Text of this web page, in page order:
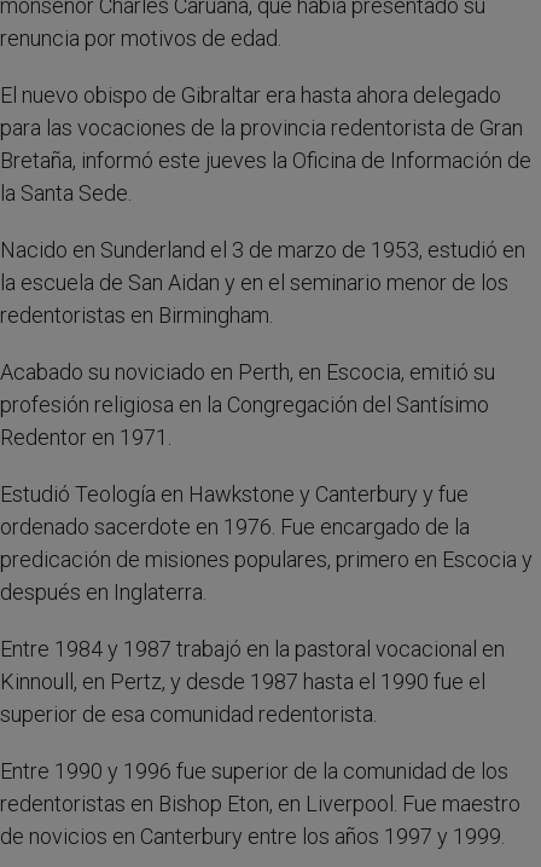
monseñor Charles Caruana, que había presentado su
renuncia por motivos de edad.
El nuevo obispo de Gibraltar era hasta ahora delegado
para las vocaciones de la provincia redentorista de Gran
Bretaña, informó este jueves la Oficina de Información de
la Santa Sede.
Nacido en Sunderland el 3 de marzo de 1953, estudió en
la escuela de San Aidan y en el seminario menor de los
redentoristas en Birmingham.
Acabado su noviciado en Perth, en Escocia, emitió su
profesión religiosa en la Congregación del Santísimo
Redentor en 1971.
Estudió Teología en Hawkstone y Canterbury y fue
ordenado sacerdote en 1976. Fue encargado de la
predicación de misiones populares, primero en Escocia y
después en Inglaterra.
Entre 1984 y 1987 trabajó en la pastoral vocacional en
Kinnoull, en Pertz, y desde 1987 hasta el 1990 fue el
superior de esa comunidad redentorista.
Entre 1990 y 1996 fue superior de la comunidad de los
redentoristas en Bishop Eton, en Liverpool. Fue maestro
de novicios en Canterbury entre los años 1997 y 1999.